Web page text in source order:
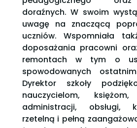
doraźnych. W swoim
uwagę na znaczącą
uczniów. Wspomniała
doposażania pracowni
remontach w tym o
spowodowanych
Dyrektor szkoły
nauczycielom,
administracji, obsługi,
rzetelną i pełną